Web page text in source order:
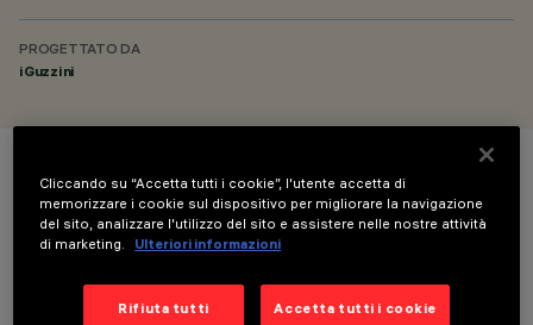
PROGETTATO DA
iGuzzini
COLORE
Cliccando su “Accetta tutti i cookie”, l'utente accetta di
memorizzare i cookie sul dispositivo per migliorare la navigazione
del sito, analizzare l'utilizzo del sito e assistere nelle nostre attività
di marketing.
Ulteriori informazioni
Rifiuta tutti Accetta tutti i cookie